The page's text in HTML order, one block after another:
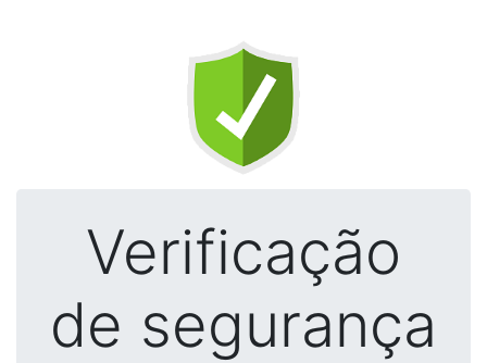
Verificação
de segurança